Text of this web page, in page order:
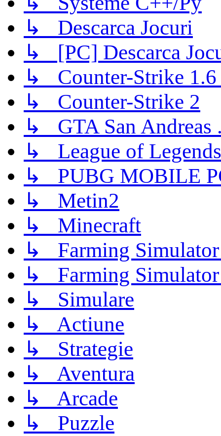
↳ Descarca Jocuri
↳ [PC] Descarca
↳ Counter-Strike 1.6
↳ Counter-Strike 2
↳ GTA San Andreas
↳ League of Legends
↳ PUBG MOBILE
↳ Metin2
↳ Minecraft
↳ Farming
↳ Farming
↳ Simulare
↳ Actiune
↳ Strategie
↳ Aventura
↳ Arcade
↳ Puzzle